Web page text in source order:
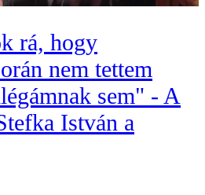
rá, hogy
nem tettem
sem" - A
István a